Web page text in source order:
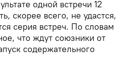
одной встречи 12
скорее всего, не удастся,
серия встреч. По словам
что ждут союзники от
содержательного